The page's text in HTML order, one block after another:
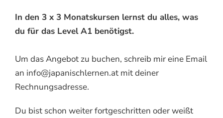
In den 3 x 3 Monatskursen lernst du alles, was
du für das Level A1 benötigst.
Um das Angebot zu buchen, schreib mir eine Email
an info@japanischlernen.at mit deiner
Rechnungsadresse.
Du bist schon weiter fortgeschritten oder weißt